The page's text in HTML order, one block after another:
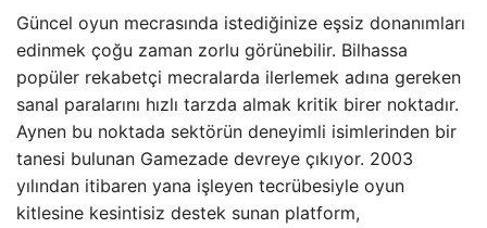
Güncel oyun mecrasında istediğinize eşsiz donanımları
edinmek çoğu zaman zorlu görünebilir. Bilhassa
popüler rekabetçi mecralarda ilerlemek adına gereken
sanal paralarını hızlı tarzda almak kritik birer noktadır.
Aynen bu noktada sektörün deneyimli isimlerinden bir
tanesi bulunan Gamezade devreye çıkıyor. 2003
yılından itibaren yana işleyen tecrübesiyle oyun
kitlesine kesintisiz destek sunan platform,